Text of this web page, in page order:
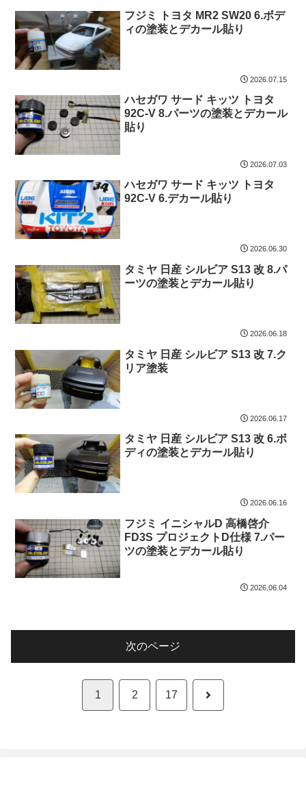
フジミ トヨタ MR2 SW20 6.ボデ
ィの塗装とデカール貼り
2026.07.15
ハセガワ サード キッツ トヨタ
92C-V 8.パーツの塗装とデカール
貼り
2026.07.03
ハセガワ サード キッツ トヨタ
92C-V 6.デカール貼り
2026.06.30
タミヤ 日産 シルビア S13 改 8.パ
ーツの塗装とデカール貼り
2026.06.18
タミヤ 日産 シルビア S13 改 7.ク
リア塗装
2026.06.17
タミヤ 日産 シルビア S13 改 6.ボ
ディの塗装とデカール貼り
2026.06.16
フジミ イニシャルD 高橋啓介
FD3S プロジェクトD仕様 7.パー
ツの塗装とデカール貼り
2026.06.04
次のページ
1 2 17 次